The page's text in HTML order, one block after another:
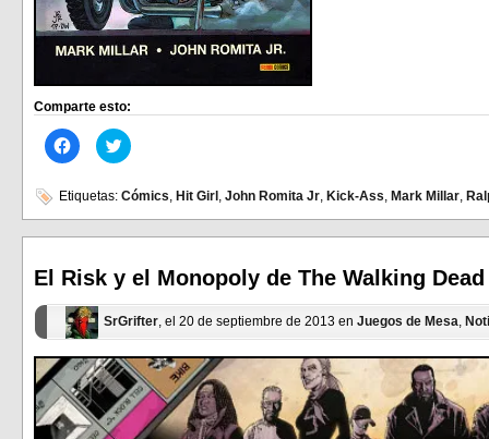
Comparte esto:
Haz
clic
en
Facebook
(Se
abre
ventana
nueva)
Haz
clic
en
(Se
abre
ventana
nueva)
Etiquetas: Cómics, Hit Girl , John Romita Jr, Kick-Ass, Mark Millar,
El Risk y el Monopoly de The Walking Dead
SrGrifter, el 20 de septiembre de 2013 en Juegos de Mesa,